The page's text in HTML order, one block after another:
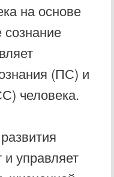
на основе
сознание
(ПС) и
человека.
управляет